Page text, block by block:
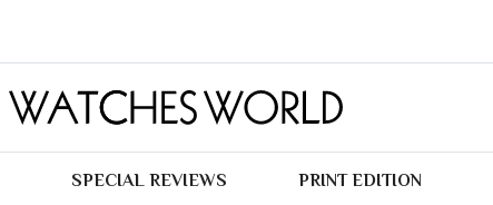
SPECIAL REVIEWS PRINT EDITION